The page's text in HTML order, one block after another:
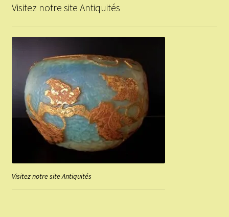
Visitez notre site Antiquités
Visitez notre site Antiquités